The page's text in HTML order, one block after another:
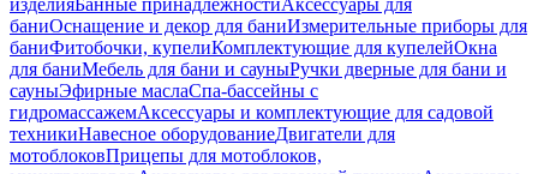
изделияБанные принадлежностиАксессуары для
баниОснащение и декор для баниИзмерительные приборы для
баниФитобочки, купелиКомплектующие для купелейОкна
для баниМебель для бани и сауныРучки дверные для бани и
сауныЭфирные маслаСпа-бассейны с
гидромассажемАксессуары и комплектующие для садовой
техникиНавесное оборудованиеДвигатели для
мотоблоковПрицепы для мотоблоков,